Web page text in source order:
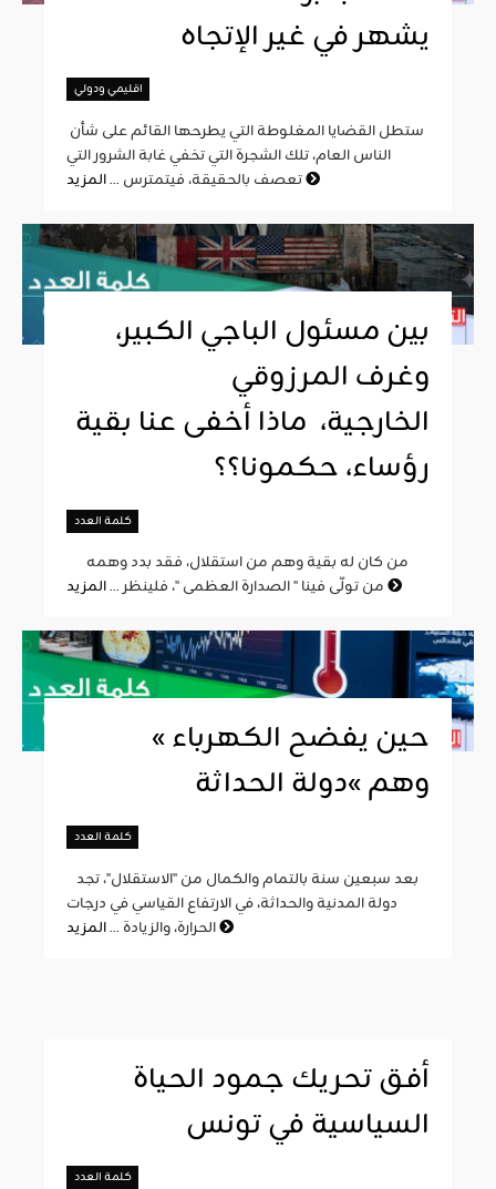
يشهر في غير الإتجاه
اقليمي ودولي
الناس العام، تلك الشجرة التي تخفي غابة الشرور التي
تعصف بالحقيقة، فيتمترس ...
بين مسئول الباجي الكبير،
وغرف المرزوقي
الخارجية، ماذا أخفى عنا بقية
رؤساء، حكمونا؟؟
كلمة العدد
من تولّى فينا " الصدارة العظمى "، فلينظر ...
« حين يفضح الكهرباء
وهم »دولة الحداثة
كلمة العدد
دولة المدنية والحداثة، في الارتفاع القياسي في درجات
الحرارة، والزيادة ...
أفق تحريك جمود الحياة
السياسية في تونس
كلمة العدد